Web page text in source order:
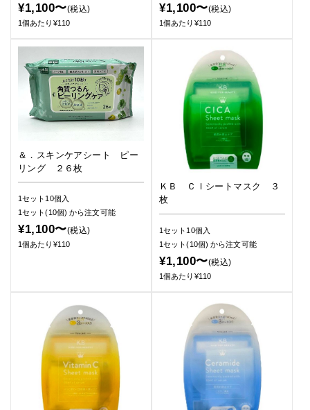
¥1,100〜(税込)
1個あたり¥110
¥1,100〜(税込)
1個あたり¥110
＆．スキンケアシート ピー
リング ２６枚
1セット10個入
1セット(10個)から注文可能
¥1,100〜(税込)
1個あたり¥110
ＫＢ ＣＩシートマスク ３
枚
1セット10個入
1セット(10個)から注文可能
¥1,100〜(税込)
1個あたり¥110